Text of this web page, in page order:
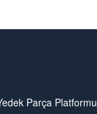
Parça Platformu